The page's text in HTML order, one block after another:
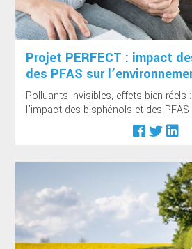
Projet PERFECT : impact
des PFAS sur
Polluants invisibles, effets bien réels
l’impact des bisphénols et des PFAS